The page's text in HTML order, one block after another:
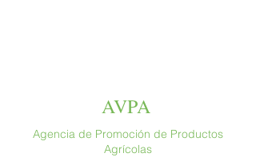
AVPA
Agencia de Promoción de Productos
Agrícolas